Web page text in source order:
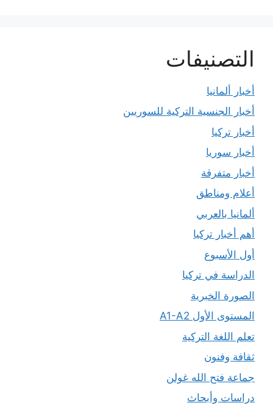
التصنيفات
أخبار ألمانيا
أخبار الجنسية التركية للسوريين
أخبار تركيا
أخبار سوريا
أخبار متفرقة
أعلام ومناطق
ألمانيا بالعربي
أهم أخبار تركيا
أول الأسبوع
الدراسة في تركيا
الصورة الخبرية
المستوى الأول A1-A2
تعلم اللغة التركية
ثقافة وفنون
جماعة فتح الله غولن
دراسات وأبحاث